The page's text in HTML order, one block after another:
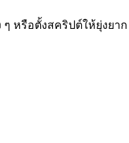
หรือตั้งสคริปต์ให้ยุ่งยาก